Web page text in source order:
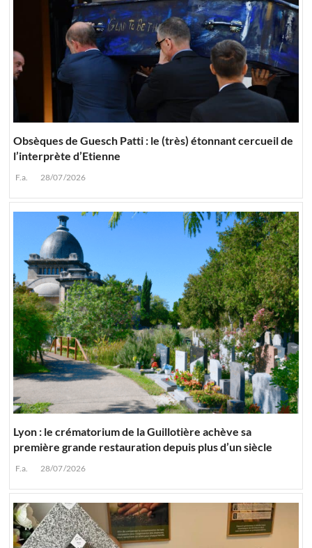
Obsèques de Guesch Patti : le (très) étonnant cercueil de
l’interprète d’Etienne
F.a. 28/07/2026
Lyon : le crématorium de la Guillotière achève sa
première grande restauration depuis plus d’un siècle
F.a. 28/07/2026